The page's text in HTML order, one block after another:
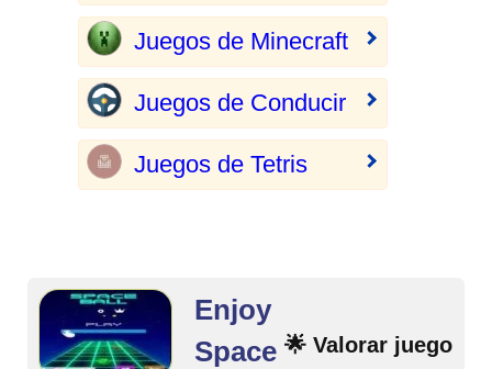
Juegos de Minecraft
Juegos de Conducir
Juegos de Tetris
🌟 Valorar juego
Enjoy
Space